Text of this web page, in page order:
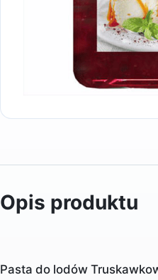
Opis produktu
Pasta do lodów